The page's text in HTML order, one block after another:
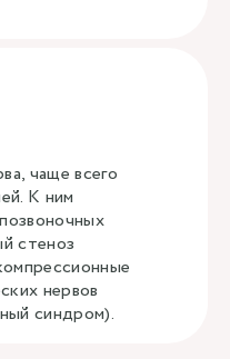
чаще всего
К ним
стеноз
нервов
синдром).